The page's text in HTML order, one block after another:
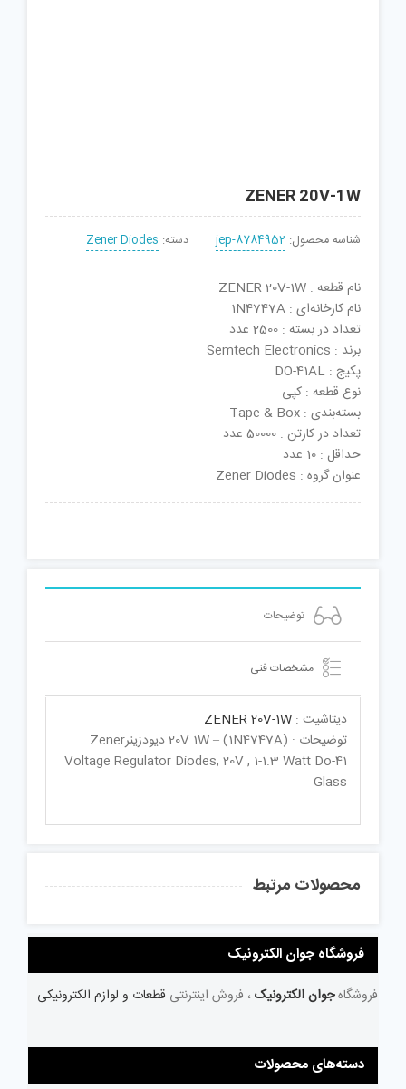
ZENER 20V-1W
شناسه محصول: jep-8784952 دسته: Zener Diodes
نام قطعه : ZENER 20V-1W
نام کارخانه‌ای : 1N4747A
تعداد در بسته : 2500 عدد
برند : Semtech Electronics
پکیج : DO-41AL
نوع قطعه : کپی
بسته‌بندی : Tape & Box
تعداد در کارتن : 50000 عدد
حداقل : 10 عدد
عنوان گروه : Zener Diodes
توضیحات
مشخصات فنی
دیتاشیت : ZENER 20V-1W
توضیحات : (1N4747A) – 20V 1W دیودزینرZener
Voltage Regulator Diodes, 20V , 1-1.3 Watt Do-41
Glass
محصولات مرتبط
فروشگاه جوان الکترونیک
فروشگاهجوان الکترونیک ، فروش اینترنتی قطعات و لوازم الکترونیکی
دسته‌های محصولات